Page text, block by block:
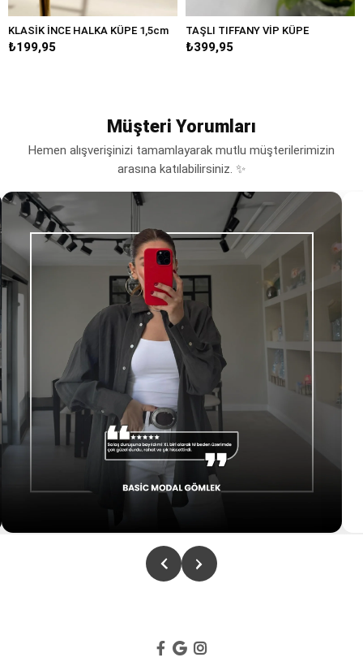
HALKA KÜPE 1,5cm TAŞLI TIFFANY VİP KÜPE BÜYÜK
Müşteri Yorumları
Hemen alışverişinizi tamamlayarak mutlu müşterilerimizin
arasına katılabilirsiniz. ✨